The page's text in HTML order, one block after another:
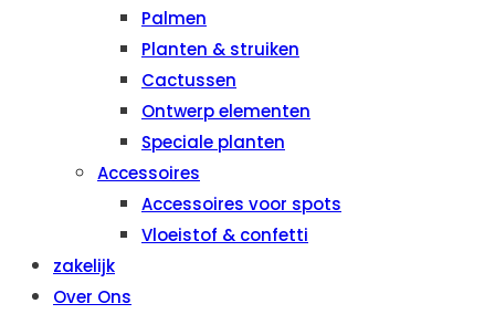
Palmen
Planten & struiken
Cactussen
Ontwerp elementen
Speciale planten
Accessoires
Accessoires voor spots
Vloeistof & confetti
zakelijk
Over Ons